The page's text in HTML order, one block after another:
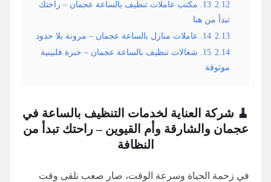
2.12
13. مكتب عاملات تنظيف بالساعة عجمان – راحتك
تبدأ من هنا
2.13 14. عاملات منازل بالساعة عجمان – مرونة بلا حدود
2.14
15. شغالات تنظيف بالساعة عجمان – خبرة فلبينية
موثوقة
🧹 شركة العناية لخدمات التنظيف بالساعة في
عجمان والشارقة وأم القيوين – راحتك تبدأ من
النظافة
في زحمة الحياة وسرعة الوقت، صار صعب نلقى وقت